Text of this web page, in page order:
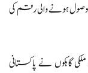
ہونے والی رقم کی
نے پاکستانی